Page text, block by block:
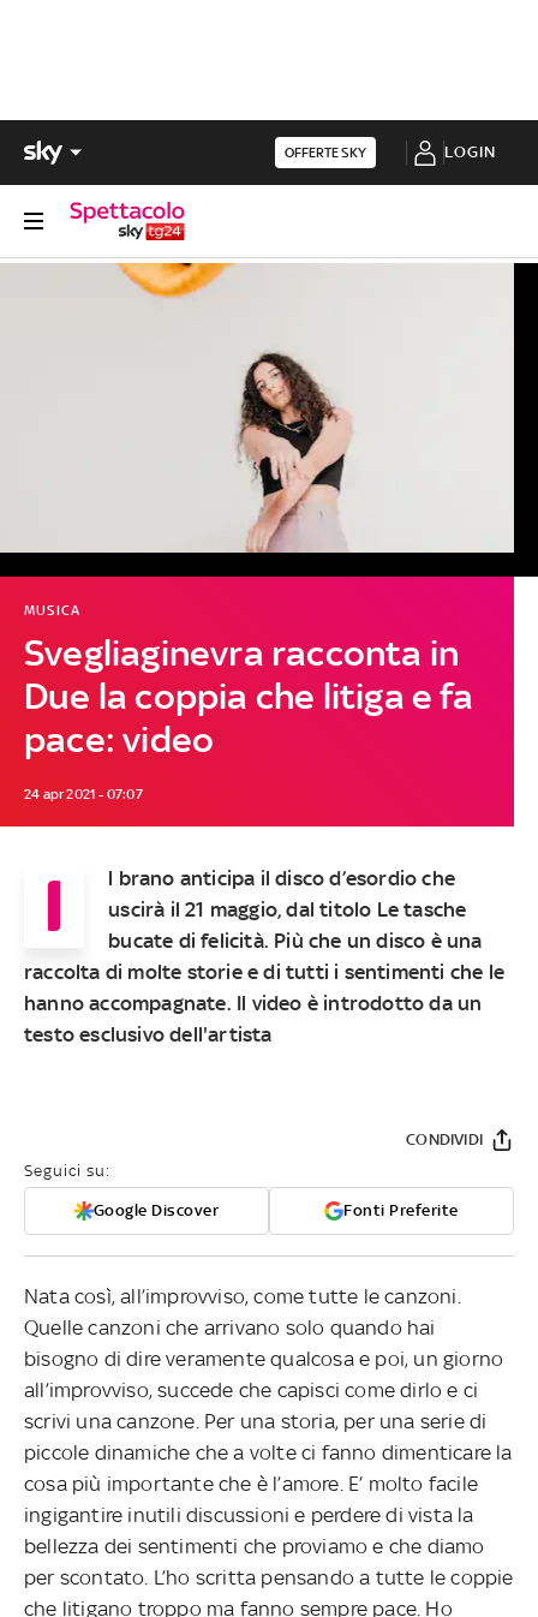
OFFERTE SKY LOGIN
Svegliaginevra racconta in
Due la coppia che litiga e fa
pace: video
MUSICA
24 apr 2021 - 07:07
I
l brano anticipa il disco d’esordio che
uscirà il 21 maggio, dal titolo Le tasche
bucate di felicità. Più che un disco è una
raccolta di molte storie e di tutti i sentimenti che le
hanno accompagnate. Il video è introdotto da un
testo esclusivo dell'artista
Seguici su:
Google Discover Fonti Preferite
CONDIVIDI
Nata così, all’improvviso, come tutte le canzoni.
Quelle canzoni che arrivano solo quando hai
bisogno di dire veramente qualcosa e poi, un giorno
all’improvviso, succede che capisci come dirlo e ci
scrivi una canzone. Per una storia, per una serie di
piccole dinamiche che a volte ci fanno dimenticare la
cosa più importante che è l’amore. E’ molto facile
ingigantire inutili discussioni e perdere di vista la
bellezza dei sentimenti che proviamo e che diamo
per scontato. L’ho scritta pensando a tutte le coppie
che litigano troppo ma fanno sempre pace. Ho